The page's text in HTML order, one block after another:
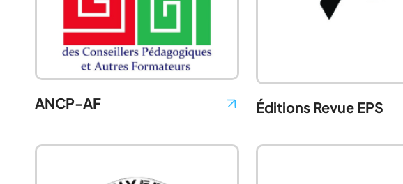
ANCP-AF Éditions Revue EPS